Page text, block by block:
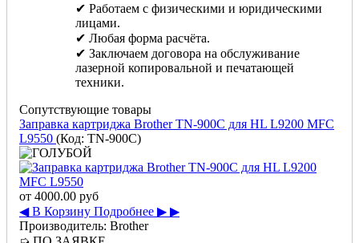
✔ Работаем с физическими и юридическими
лицами.
✔ Любая форма расчёта.
✔ Заключаем договора на обслуживание
лазерной копировальной и печатающей
техники.
Сопутствующие товары
Заправка картриджа Brother TN-900C для HL L9200 MFC
L9550 (Код: TN-900C)
от 4000.00 руб
◀ В Корзину Подробнее ▶ ▶
Производитель: Brother